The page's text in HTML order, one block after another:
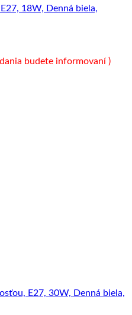
18W, Denná biela,
budete informovaní )
E27, 30W, Denná biela,